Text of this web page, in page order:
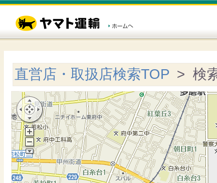
直営店・取扱店検索TOP > 検